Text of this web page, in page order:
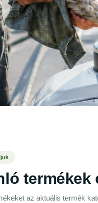
termékek
az aktuális termék